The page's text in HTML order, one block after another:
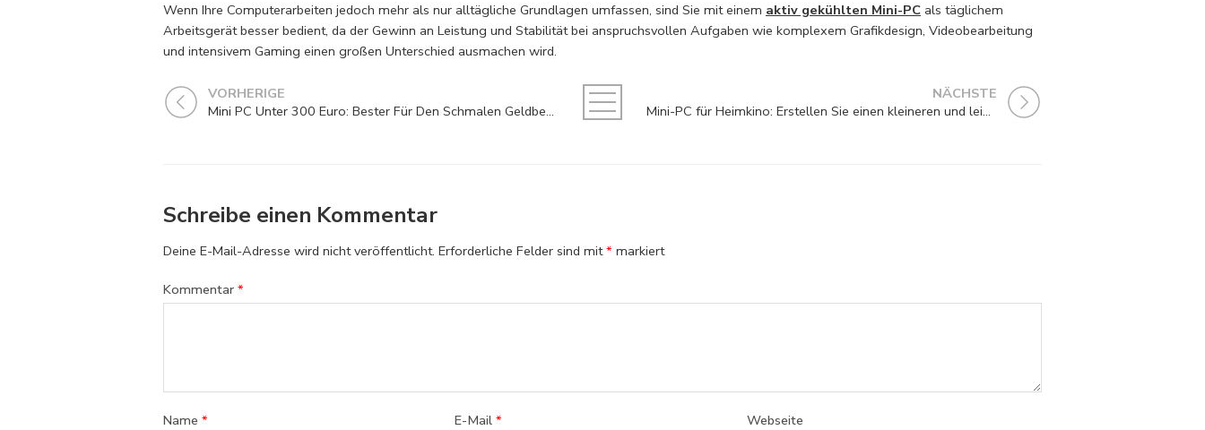
Wenn Ihre Computerarbeiten jedoch mehr als nur alltägliche Grundlagen umfassen, sind Sie mit einem aktiv gekühlten Mini-PC als täglichem
Arbeitsgerät besser bedient, da der Gewinn an Leistung und Stabilität bei anspruchsvollen Aufgaben wie komplexem Grafikdesign, Videobearbeitung
und intensivem Gaming einen großen Unterschied ausmachen wird.
VORHERIGE
Mini PC Unter 300 Euro: Bester Für Den Schmalen Geldbeutel
NÄCHSTE
Mini-PC für Heimkino: Erstellen Sie einen kleineren und leiseren HTPC
Schreibe einen Kommentar
Deine E-Mail-Adresse wird nicht veröffentlicht. Erforderliche Felder sind mit* markiert
Kommentar *
Name * E-Mail* Webseite